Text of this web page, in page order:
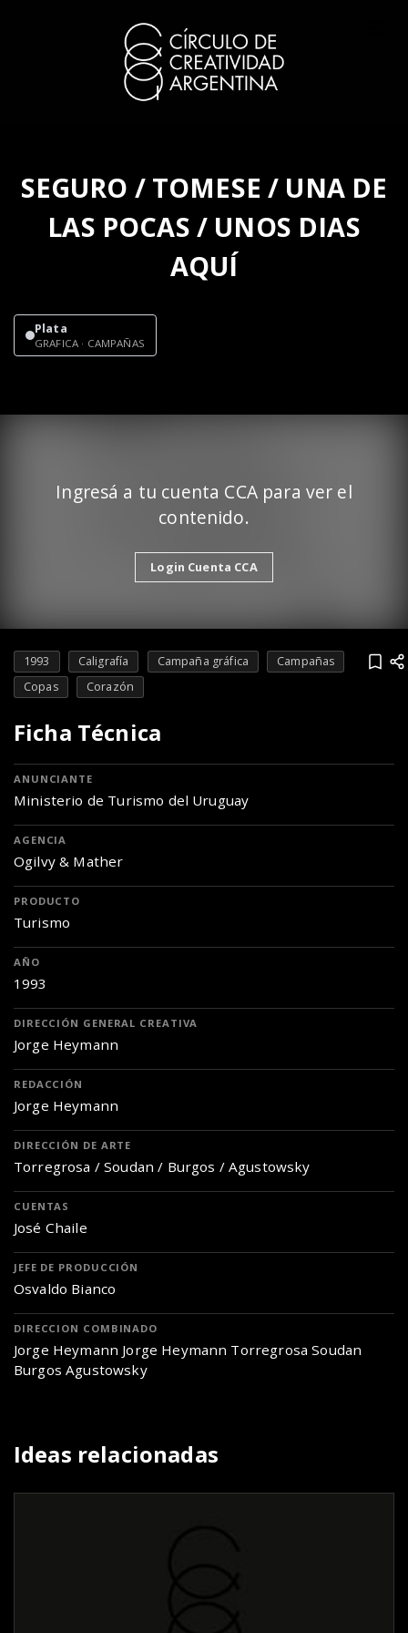
SEGURO / TOMESE / UNA DE
LAS POCAS / UNOS DIAS
AQUÍ
Plata
GRAFICA · CAMPAÑAS
Ingresá a tu cuenta CCA para ver el
contenido.
Login Cuenta CCA
1993 Caligrafía Campaña gráfica
Campañas
Copas
Corazón
Ficha Técnica
ANUNCIANTE
Ministerio de Turismo del Uruguay
AGENCIA
Ogilvy & Mather
PRODUCTO
Turismo
AÑO
1993
DIRECCIÓN GENERAL CREATIVA
Jorge Heymann
REDACCIÓN
Jorge Heymann
DIRECCIÓN DE ARTE
Torregrosa / Soudan / Burgos / Agustowsky
CUENTAS
José Chaile
JEFE DE PRODUCCIÓN
Osvaldo Bianco
DIRECCION COMBINADO
Jorge Heymann Jorge Heymann Torregrosa Soudan
Burgos Agustowsky
Ideas relacionadas